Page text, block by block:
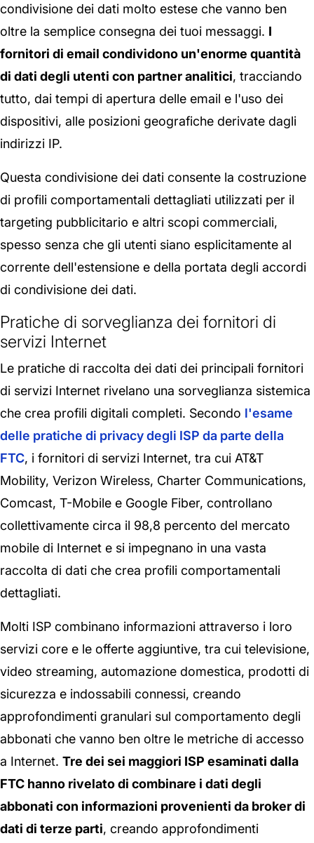
condivisione dei dati molto estese che vanno ben
oltre la semplice consegna dei tuoi messaggi. I
fornitori di email condividono un'enorme quantità
di dati degli utenti con partner analitici, tracciando
tutto, dai tempi di apertura delle email e l'uso dei
dispositivi, alle posizioni geografiche derivate dagli
indirizzi IP.
Questa condivisione dei dati consente la costruzione
di profili comportamentali dettagliati utilizzati per il
targeting pubblicitario e altri scopi commerciali,
spesso senza che gli utenti siano esplicitamente al
corrente dell'estensione e della portata degli accordi
di condivisione dei dati.
Pratiche di sorveglianza dei fornitori di
servizi Internet
Le pratiche di raccolta dei dati dei principali fornitori
di servizi Internet rivelano una sorveglianza sistemica
che crea profili digitali completi. Secondo l'esame
delle pratiche di privacy degli ISP da parte della
FTC, i fornitori di servizi Internet, tra cui AT&T
Mobility, Verizon Wireless, Charter Communications,
Comcast, T-Mobile e Google Fiber, controllano
collettivamente circa il 98,8 percento del mercato
mobile di Internet e si impegnano in una vasta
raccolta di dati che crea profili comportamentali
dettagliati.
Molti ISP combinano informazioni attraverso i loro
servizi core e le offerte aggiuntive, tra cui televisione,
video streaming, automazione domestica, prodotti di
sicurezza e indossabili connessi, creando
approfondimenti granulari sul comportamento degli
abbonati che vanno ben oltre le metriche di accesso
a Internet. Tre dei sei maggiori ISP esaminati dalla
FTC hanno rivelato di combinare i dati degli
abbonati con informazioni provenienti da broker di
dati di terze parti, creando approfondimenti